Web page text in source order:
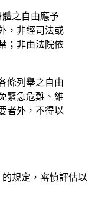
體之自由應予
，非經司法或
；非由法院依
條列舉之自由
緊急危難、維
者外，不得以
規定，審慎評估以